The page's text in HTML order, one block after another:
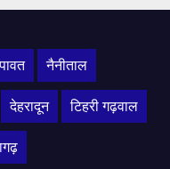
नैनीताल
देहरादून टिहरी गढ़वाल